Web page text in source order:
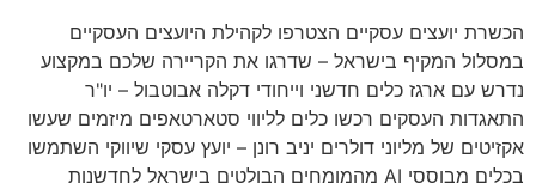
הכשרת יועצים עסקיים הצטרפו לקהילת היועצים העסקיים
במסלול המקיף בישראל – שדרגו את הקריירה שלכם במקצוע
נדרש עם ארגז כלים חדשני וייחודי דקלה אבוטבול – יו"ר
התאגדות העסקים רכשו כלים לליווי סטארטאפים מיזמים שעשו
אקזיטים של מליוני דולרים​ יניב רונן – יועץ עסקי שיווקי השתמשו
בכלים מבוססי AI מהמומחים הבולטים בישראל לחדשנות